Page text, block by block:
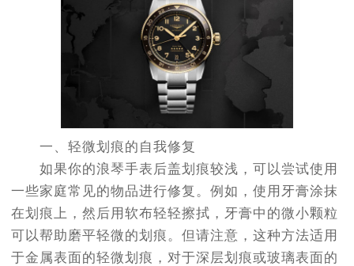
一、轻微划痕的自我修复
如果你的浪琴手表后盖划痕较浅，可以尝试使用
一些家庭常见的物品进行修复。例如，使用牙膏涂抹
在划痕上，然后用软布轻轻擦拭，牙膏中的微小颗粒
可以帮助磨平轻微的划痕。但请注意，这种方法适用
于金属表面的轻微划痕，对于深层划痕或玻璃表面的